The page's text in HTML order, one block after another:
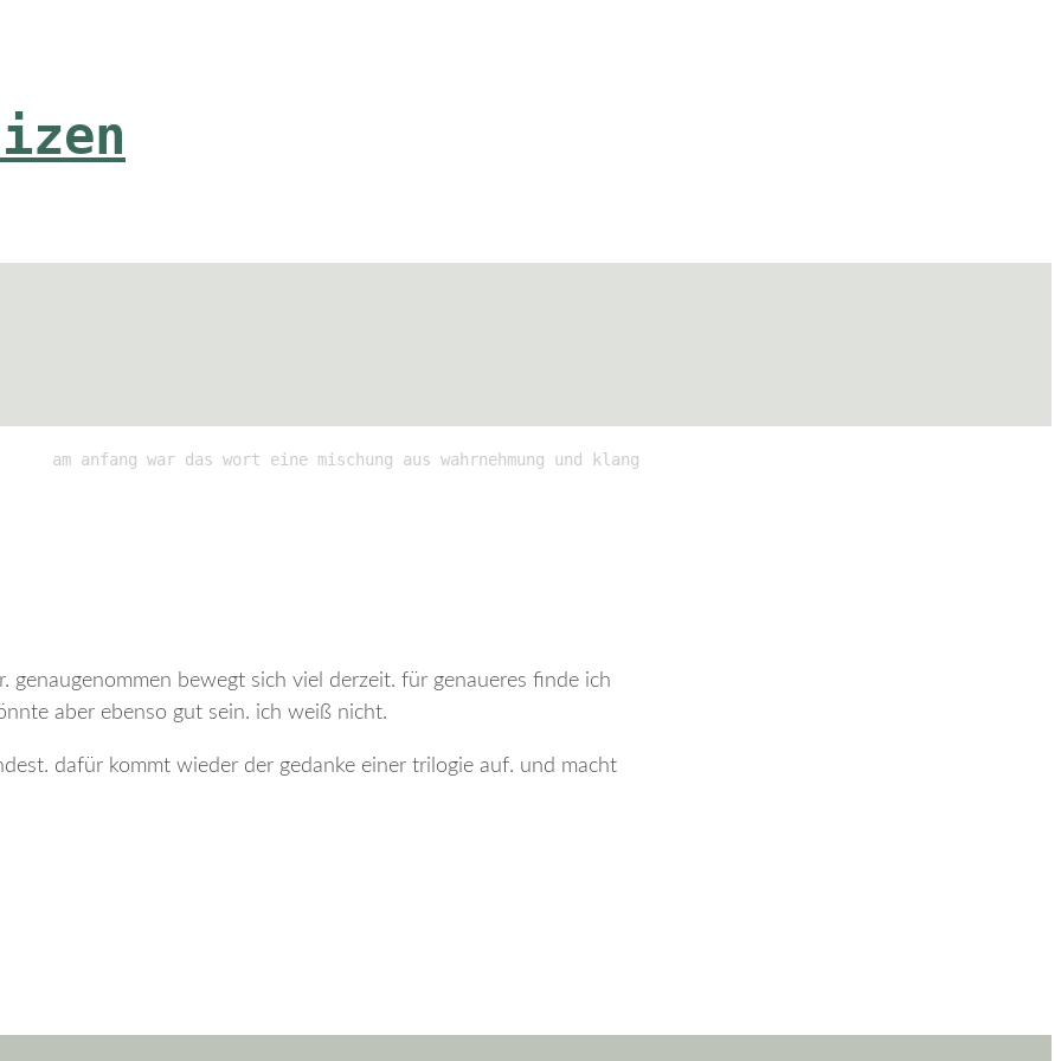
am anfang war das wort eine mischung aus wahrnehmung und klang
bewegt sich viel derzeit. für genaueres finde ich
aber ebenso gut sein. ich weiß nicht.
dafür kommt wieder der gedanke einer trilogie auf. und macht